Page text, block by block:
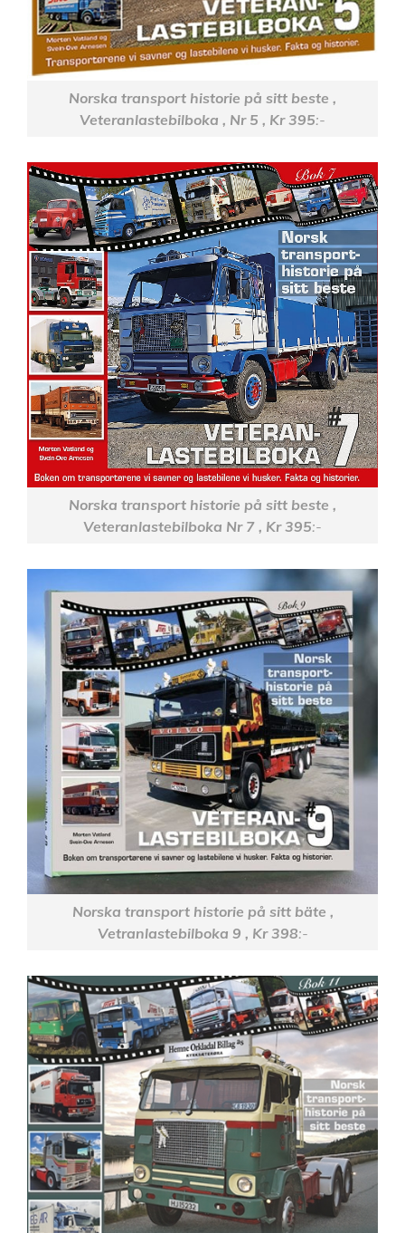
Norska transport historie på sitt beste ,
Veteranlastebilboka , Nr 5 , Kr 395:-
Norska transport historie på sitt beste ,
Veteranlastebilboka Nr 7 , Kr 395:-
Norska transport historie på sitt bäte ,
Vetranlastebilboka 9 , Kr 398:-